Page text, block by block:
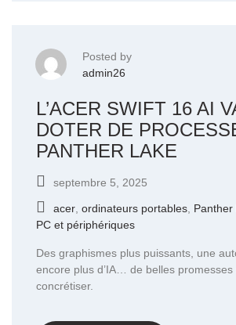
Posted by
admin26
L’ACER SWIFT 16 AI
DOTER DE
PANTHER LAKE
septembre 5, 2025
acer ordinateurs portables Panther
PC et périphériques
Des graphismes plus puissants, une
encore plus d’IA… de belles promesses
concrétiser.